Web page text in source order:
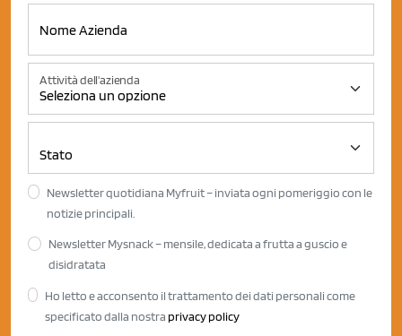
Attività dell'azienda
Newsletter quotidiana Myfruit – inviata ogni pomeriggio con le
notizie principali.
Newsletter Mysnack – mensile, dedicata a frutta a guscio e
disidratata
Ho letto e acconsento il trattamento dei dati personali come
specificato dalla nostra privacy policy